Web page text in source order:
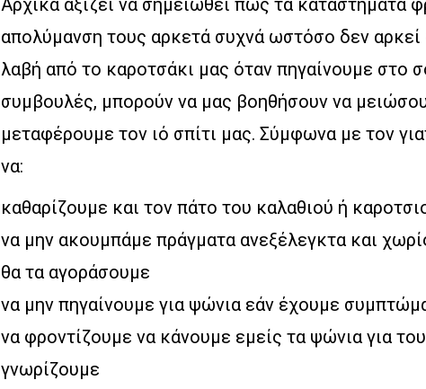
απολύμανση τους αρκετά συχνά ωστόσο δεν
λαβή από το καροτσάκι μας όταν πηγαίνουμε στο
συμβουλές, μπορούν να μας βοηθήσουν να
μεταφέρουμε τον ιό σπίτι μας. Σύμφωνα με τον
να:
καθαρίζουμε και τον πάτο του καλαθιού ή
να μην ακουμπάμε πράγματα ανεξέλεγκτα και
θα τα αγοράσουμε
να μην πηγαίνουμε για ψώνια εάν έχουμε
να φροντίζουμε να κάνουμε εμείς τα ψώνια για
γνωρίζουμε